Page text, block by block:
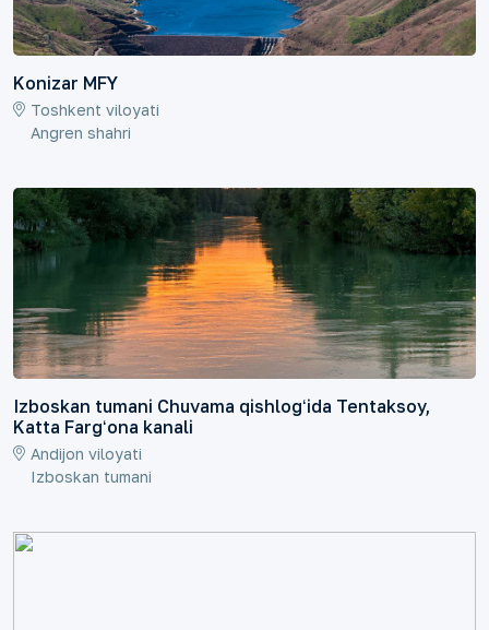
Konizar MFY
Toshkent viloyati
Angren shahri
Izboskan tumani Chuvama qishlogʻida Tentaksoy,
Katta Fargʻona kanali
Andijon viloyati
Izboskan tumani